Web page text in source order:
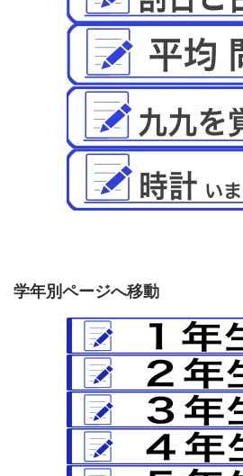
学年別ページへ移動